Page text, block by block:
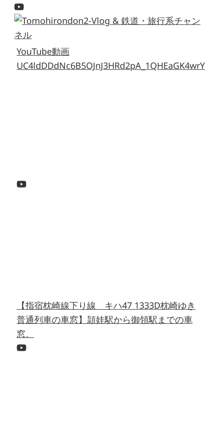
YouTube動画
UC4ldDDdNc6B5OJnJ3HRd2pA_1QHEaGK4wrY
【指宿枕崎線下り線 キハ47 1333D枕崎ゆき
普通列車の車窓】頴娃駅から御領駅までの車
窓。